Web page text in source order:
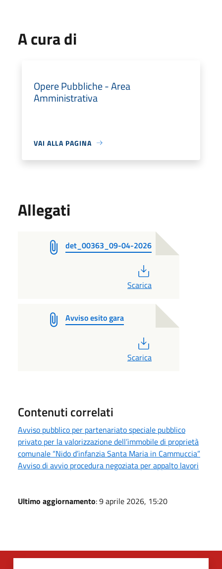
A cura di
Opere Pubbliche - Area
Amministrativa
VAI ALLA PAGINA
Allegati
det_00363_09-04-2026
Scarica
Avviso esito gara
Scarica
Contenuti correlati
Avviso pubblico per partenariato speciale pubblico
privato per la valorizzazione dell’immobile di proprietà
comunale “Nido d’infanzia Santa Maria in Cammuccia”
Avviso di avvio procedura negoziata per appalto lavori
Ultimo aggiornamento: 9 aprile 2026, 15:20